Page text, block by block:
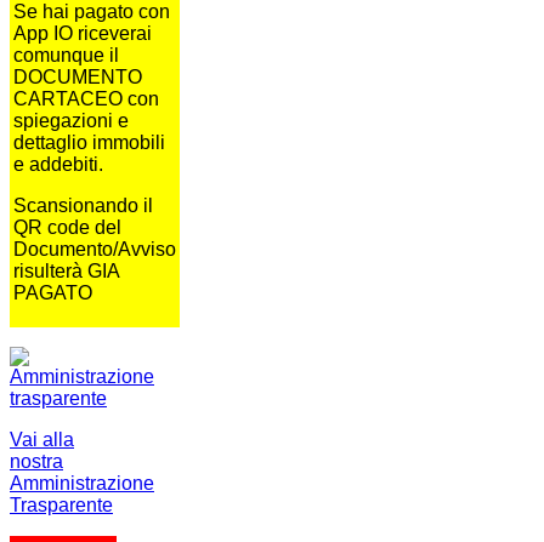
Se hai pagato con
App IO riceverai
comunque il
DOCUMENTO
CARTACEO con
spiegazioni e
dettaglio immobili
e addebiti.
Scansionando il
QR code del
Documento/Avviso
risulterà GIA
PAGATO
Vai alla
nostra
Amministrazione
Trasparente